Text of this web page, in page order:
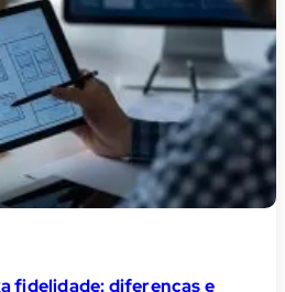
fidelidade: diferenças e